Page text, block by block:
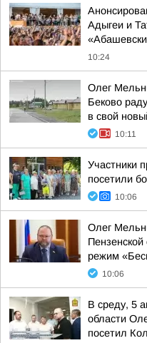
Адыгеи и
10:24
Олег
Беково
в свой
10:11
Участники
посетили
10:06
Олег
режим
10:06
В среду, 5
области
посетил